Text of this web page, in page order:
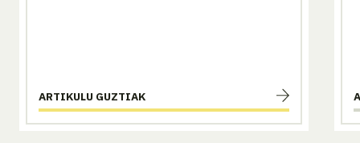
ARTIKULU GUZTIAK